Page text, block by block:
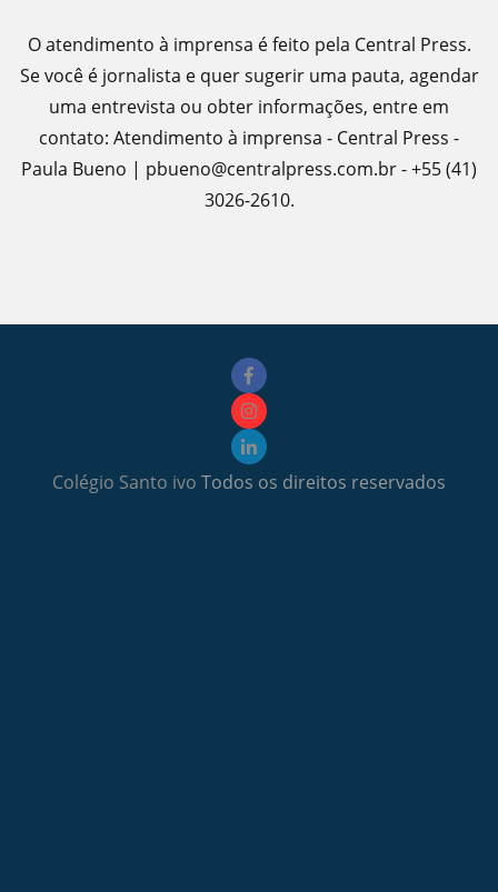
O atendimento à imprensa é feito pela Central Press.
Se você é jornalista e quer sugerir uma pauta, agendar
uma entrevista ou obter informações, entre em
contato: Atendimento à imprensa - Central Press -
Paula Bueno | pbueno@centralpress.com.br - +55 (41)
3026-2610.
Colégio Santo ivo Todos os direitos reservados